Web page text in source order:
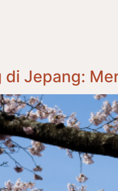
di Jepang: